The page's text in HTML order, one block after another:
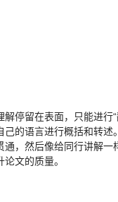
停留在表面，只能进行
的语言进行概括和转述
，然后像给同行讲解一
文的质量。